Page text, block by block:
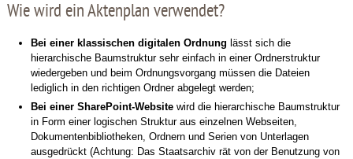
Wie wird ein Aktenplan verwendet?
Bei einer klassischen digitalen Ordnung lässt sich die
hierarchische Baumstruktur sehr einfach in einer Ordnerstruktur
wiedergeben und beim Ordnungsvorgang müssen die Dateien
lediglich in den richtigen Ordner abgelegt werden;
Bei einer SharePoint-Websitewird die hierarchische Baumstruktur
in Form einer logischen Struktur aus einzelnen Webseiten,
Dokumentenbibliotheken, Ordnern und Serien von Unterlagen
ausgedrückt (Achtung: Das Staatsarchiv rät von der Benutzung von